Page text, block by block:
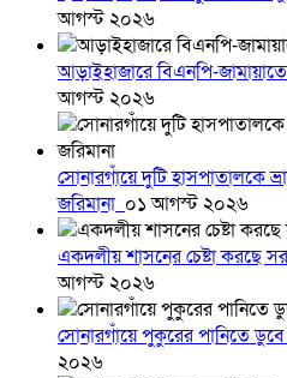
আগস্ট ২০২৬
আড়াইহাজারে বিএনপি-
আগস্ট ২০২৬
সোনারগাঁয়ে দুটি হাসপাতালকে
জরিমানা ০১ আগস্ট ২০২৬
একদলীয় শাসনের চেষ্টা করছে
আগস্ট ২০২৬
সোনারগাঁয়ে পুকুরের পানিতে
২০২৬